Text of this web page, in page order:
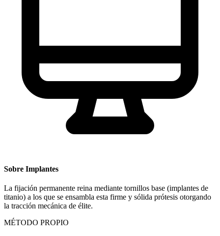
Sobre Implantes
La fijación permanente reina mediante tornillos base (implantes de
titanio) a los que se ensambla esta firme y sólida prótesis otorgando
la tracción mecánica de élite.
MÉTODO PROPIO